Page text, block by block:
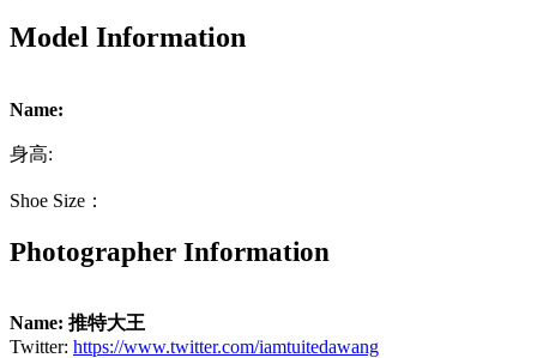
Model Information
Name:
身高:
Shoe Size：
Photographer Information
Name: 推特大王
Twitter: https://www.twitter.com/iamtuitedawang